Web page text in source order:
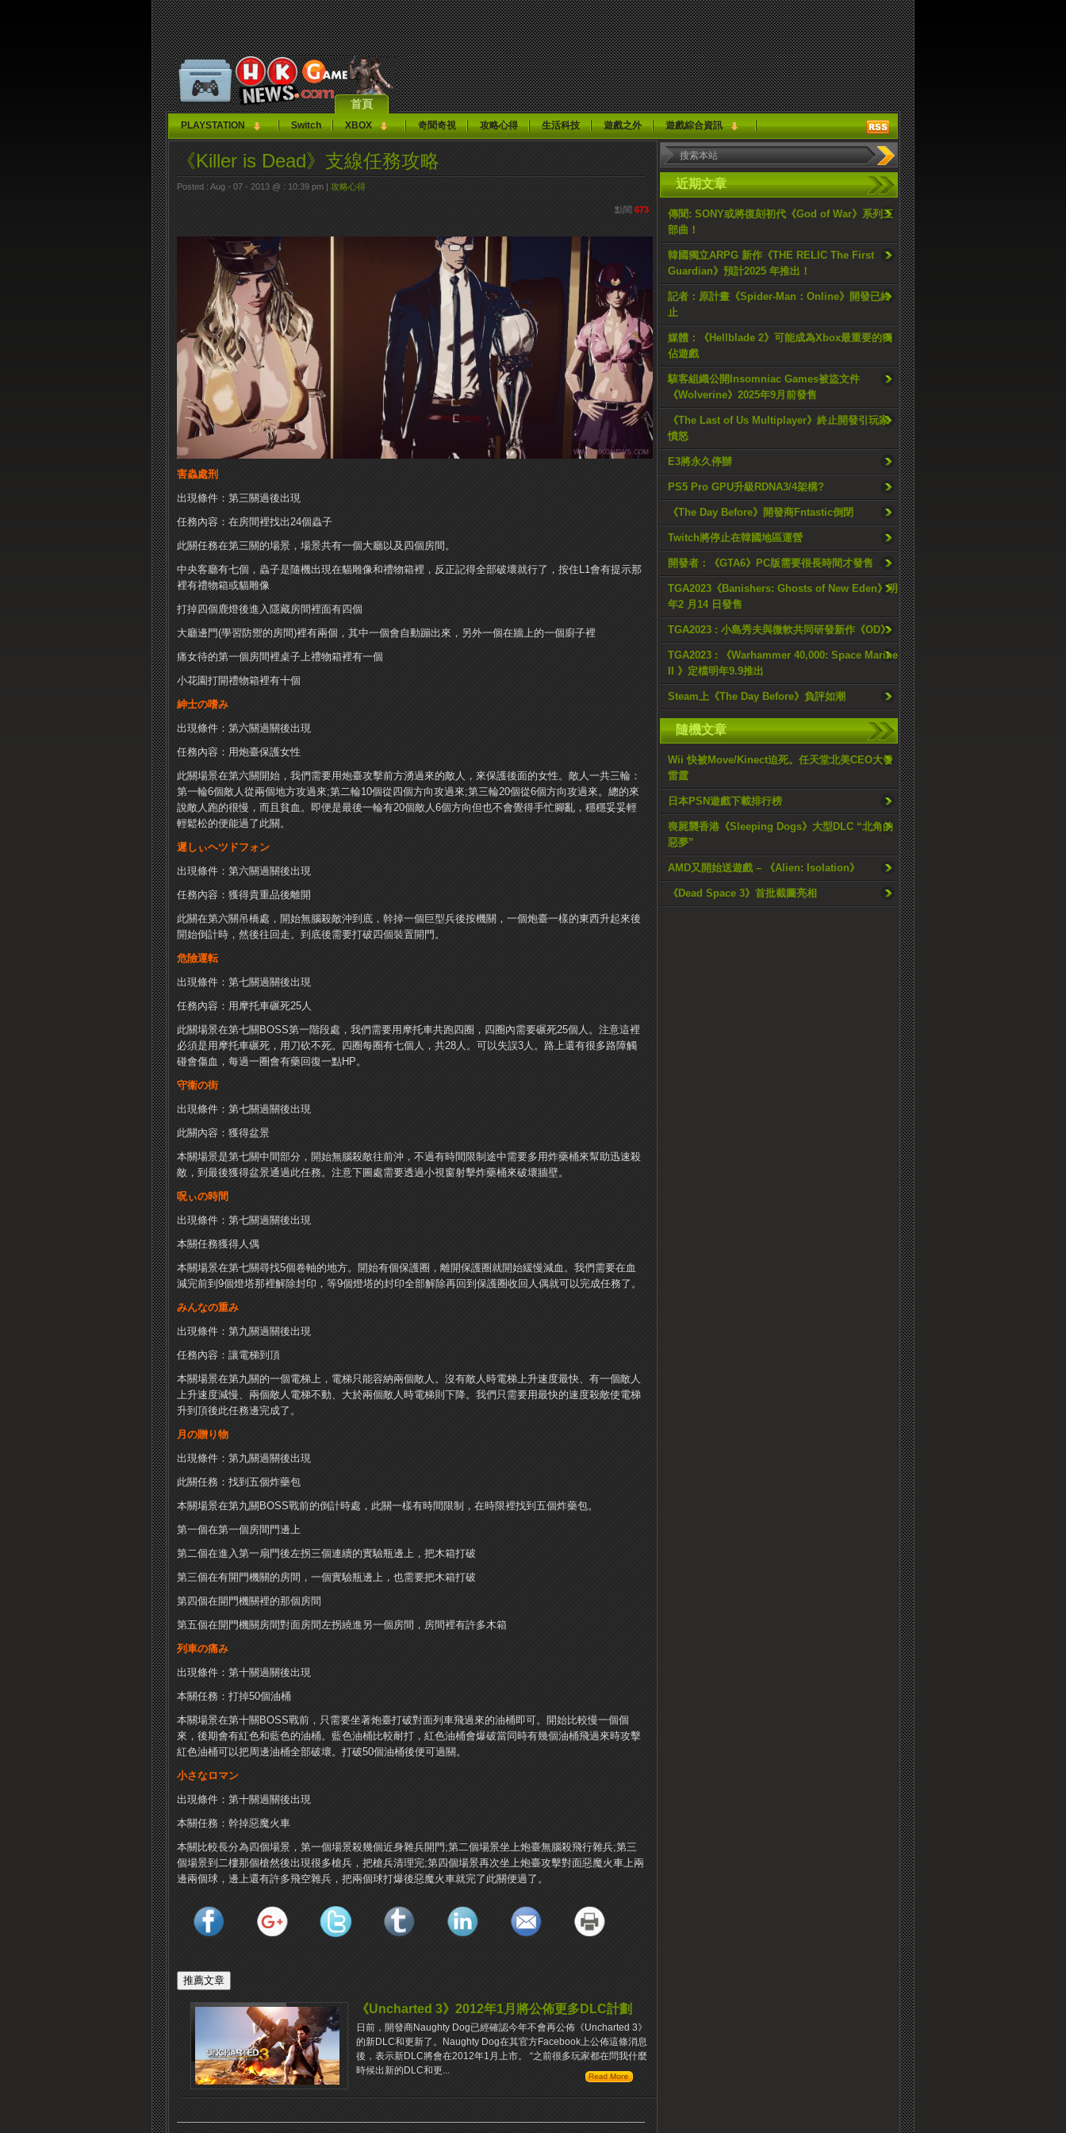
首頁
PLAYSTATION Switch XBOX 奇聞奇視 攻略心得 生活科技 遊戲之外 遊戲綜合資訊
近期文章
傳聞: SONY或將復刻初代《God of War》系列三
部曲！
韓國獨立ARPG 新作《THE RELIC The First
Guardian》預計2025 年推出！
記者：原計畫《Spider-Man：Online》開發已終
止
媒體：《Hellblade 2》可能成為Xbox最重要的獨
佔遊戲
駭客組織公開Insomniac Games被盜文件
《Wolverine》2025年9月前發售
《The Last of Us Multiplayer》終止開發引玩家
憤怒
E3將永久停辦
PS5 Pro GPU升級RDNA3/4架構?
《The Day Before》開發商Fntastic倒閉
Twitch將停止在韓國地區運營
開發者：《GTA6》PC版需要很長時間才發售
TGA2023《Banishers: Ghosts of New Eden》明
年2 月14 日發售
TGA2023 : 小島秀夫與微軟共同研發新作《OD》
TGA2023 : 《Warhammer 40,000: Space Marine
II 》定檔明年9.9推出
Steam上《The Day Before》負評如潮
隨機文章
Wii 快被Move/Kinect迫死。任天堂北美CEO大發
雷霆
日本PSN遊戲下載排行榜
喪屍襲香港《Sleeping Dogs》大型DLC “北角的
惡夢”
AMD又開始送遊戲 – 《Alien: Isolation》
《Dead Space 3》首批截圖亮相
《Killer is Dead》支線任務攻略
Posted : Aug - 07 - 2013 @ : 10:39 pm | 攻略心得
點閱 673
害蟲處刑
出現條件：第三關過後出現
任務內容：在房間裡找出24個蟲子
此關任務在第三關的場景，場景共有一個大廳以及四個房間。
中央客廳有七個，蟲子是隨機出現在貓雕像和禮物箱裡，反正記得全部破壞就行了，按住L1會有提示那
裡有禮物箱或貓雕像
打掉四個鹿燈後進入隱藏房間裡面有四個
大廳邊門(學習防禦的房間)裡有兩個，其中一個會自動蹦出來，另外一個在牆上的一個廚子裡
痛女待的第一個房間裡桌子上禮物箱裡有一個
小花園打開禮物箱裡有十個
紳士の嗜み
出現條件：第六關過關後出現
任務內容：用炮臺保護女性
此關場景在第六關開始，我們需要用炮臺攻擊前方湧過來的敵人，來保護後面的女性。敵人一共三輪：
第一輪6個敵人從兩個地方攻過來;第二輪10個從四個方向攻過來;第三輪20個從6個方向攻過來。總的來
說敵人跑的很慢，而且貧血。即便是最後一輪有20個敵人6個方向但也不會覺得手忙腳亂，穩穩妥妥輕
輕鬆松的便能過了此關。
遲しぃヘツドフォン
出現條件：第六關過關後出現
任務內容：獲得貴重品後離開
此關在第六關吊橋處，開始無腦殺敵沖到底，幹掉一個巨型兵後按機關，一個炮臺一樣的東西升起來後
開始倒計時，然後往回走。到底後需要打破四個裝置開門。
危險運転
出現條件：第七關過關後出現
任務內容：用摩托車碾死25人
此關場景在第七關BOSS第一階段處，我們需要用摩托車共跑四圈，四圈內需要碾死25個人。注意這裡
必須是用摩托車碾死，用刀砍不死。四圈每圈有七個人，共28人。可以失誤3人。路上還有很多路障觸
碰會傷血，每過一圈會有藥回復一點HP。
守衞の街
出現條件：第七關過關後出現
此關內容：獲得盆景
本關場景是第七關中間部分，開始無腦殺敵往前沖，不過有時間限制途中需要多用炸藥桶來幫助迅速殺
敵，到最後獲得盆景通過此任務。注意下圖處需要透過小視窗射擊炸藥桶來破壞牆壁。
呪ぃの時間
出現條件：第七關過關後出現
本關任務獲得人偶
本關場景在第七關尋找5個卷軸的地方。開始有個保護圈，離開保護圈就開始緩慢減血。我們需要在血
減完前到9個燈塔那裡解除封印，等9個燈塔的封印全部解除再回到保護圈收回人偶就可以完成任務了。
みんなの重み
出現條件：第九關過關後出現
任務內容：讓電梯到頂
本關場景在第九關的一個電梯上，電梯只能容納兩個敵人。沒有敵人時電梯上升速度最快、有一個敵人
上升速度減慢、兩個敵人電梯不動、大於兩個敵人時電梯則下降。我們只需要用最快的速度殺敵使電梯
升到頂後此任務邊完成了。
月の贈り物
出現條件：第九關過關後出現
此關任務：找到五個炸藥包
本關場景在第九關BOSS戰前的倒計時處，此關一樣有時間限制，在時限裡找到五個炸藥包。
第一個在第一個房間門邊上
第二個在進入第一扇門後左拐三個連續的實驗瓶邊上，把木箱打破
第三個在有開門機關的房間，一個實驗瓶邊上，也需要把木箱打破
第四個在開門機關裡的那個房間
第五個在開門機關房間對面房間左拐繞進另一個房間，房間裡有許多木箱
列車の痛み
出現條件：第十關過關後出現
本關任務：打掉50個油桶
本關場景在第十關BOSS戰前，只需要坐著炮臺打破對面列車飛過來的油桶即可。開始比較慢一個個
來，後期會有紅色和藍色的油桶。藍色油桶比較耐打，紅色油桶會爆破當同時有幾個油桶飛過來時攻擊
紅色油桶可以把周邊油桶全部破壞。打破50個油桶後便可過關。
小さなロマン
出現條件：第十關過關後出現
本關任務：幹掉惡魔火車
本關比較長分為四個場景，第一個場景殺幾個近身雜兵開門;第二個場景坐上炮臺無腦殺飛行雜兵;第三
個場景到二樓那個槍然後出現很多槍兵，把槍兵清理完;第四個場景再次坐上炮臺攻擊對面惡魔火車上兩
邊兩個球，邊上還有許多飛空雜兵，把兩個球打爆後惡魔火車就完了此關便過了。
《Uncharted 3》2012年1月將公佈更多DLC計劃
日前，開發商Naughty Dog已經確認今年不會再公佈《Uncharted 3》
的新DLC和更新了。Naughty Dog在其官方Facebook上公佈這條消息
後，表示新DLC將會在2012年1月上市。 “之​​前很多玩家都在問我什麼
時候出新的DLC和更...